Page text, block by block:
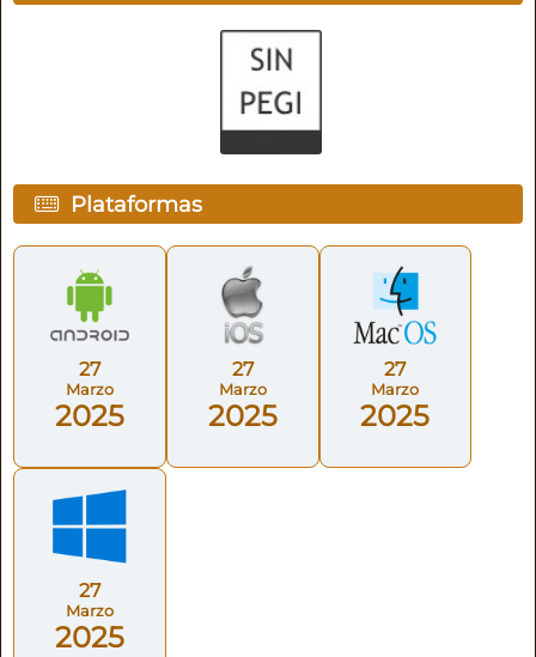
Plataformas
27
Marzo
2025
27
Marzo
2025
27
Marzo
2025
27
Marzo
2025